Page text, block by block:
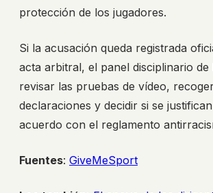
protección de los jugadores.
Si la acusación queda registrada
acta arbitral, el panel disciplinario
revisar las pruebas de vídeo,
declaraciones y decidir si se
acuerdo con el reglamento
Fuentes: GiveMeSport